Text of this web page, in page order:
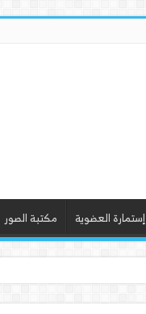
إستمارة العضوية مكتبة الصور